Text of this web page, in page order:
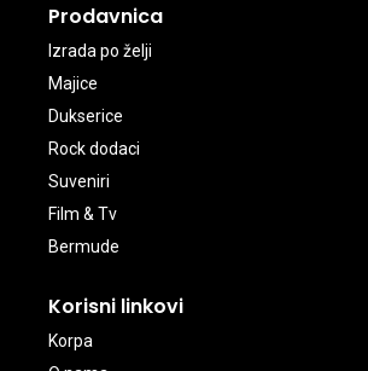
Prodavnica
Izrada po želji
Majice
Dukserice
Rock dodaci
Suveniri
Film & Tv
Bermude
Korisni linkovi
Korpa